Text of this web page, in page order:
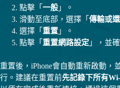
點擊「 一般 」。
滑動至底部，選擇「 傳輸或
選擇「 重置 」。
點擊「 重置網路設定 」，並
重置後，iPhone會自動重新啟動，
行。建議在重置前先記錄下所有